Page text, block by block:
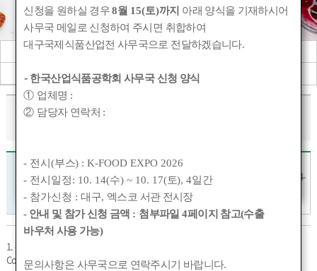
학술대회 안내
춘계 정기총회 및 학술대회
학술행사 자료집
2024 춘계 정기총회 및 학술대회
개최장소
강릉, 라카이샌드
파인리조트 컨벤션
센터 라카이볼룸
개최일
2024-04-25~2024-
1. 주제
Connecting Academia with Industry towards Cutting-edge Food Technology
신청을 원하실 경우8월 15(토)까지 아래 양식을 기재하시어
사무국 메일로 신청하여 주시면 취합하여
대구국제식품산업전 사무국으로 전달하겠습니다.
- 한국산업식품공학회 사무국 신청 양식
① 업체명 :
② 담당자 연락처 :
- 전시(부스) : K-FOOD EXPO 2026
- 전시일정: 10. 14(수) ~ 10. 17(토), 4일간
- 참가신청 :대구, 엑스코 서관 전시장
- 안내 및 참가 신청 금액 : 첨부파일 4페이지 참고(수출
바우처 사용 가능)
문의사항은 사무국으로 연락주시기 바랍니다.